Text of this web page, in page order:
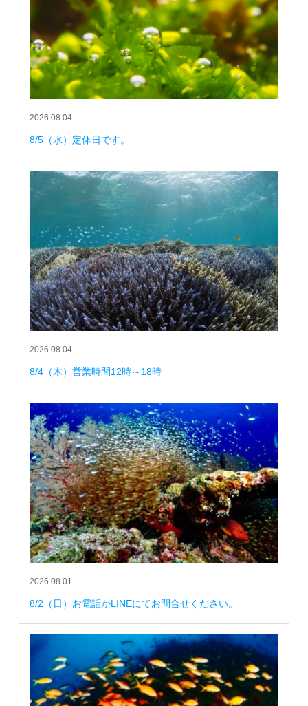
2026.08.04
8/5（水）定休日です。
2026.08.04
8/4（木）営業時間12時～18時
2026.08.01
8/2（日）お電話かLINEにてお問合せください。